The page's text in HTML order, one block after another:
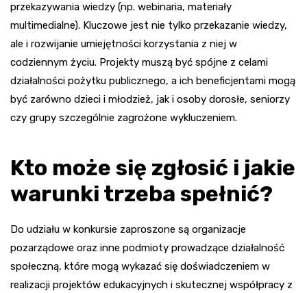
przekazywania wiedzy (np. webinaria, materiały
multimedialne). Kluczowe jest nie tylko przekazanie wiedzy,
ale i rozwijanie umiejętności korzystania z niej w
codziennym życiu. Projekty muszą być spójne z celami
działalności pożytku publicznego, a ich beneficjentami mogą
być zarówno dzieci i młodzież, jak i osoby dorosłe, seniorzy
czy grupy szczególnie zagrożone wykluczeniem.
Kto może się zgłosić i jakie
warunki trzeba spełnić?
Do udziału w konkursie zaproszone są organizacje
pozarządowe oraz inne podmioty prowadzące działalność
społeczną, które mogą wykazać się doświadczeniem w
realizacji projektów edukacyjnych i skutecznej współpracy z